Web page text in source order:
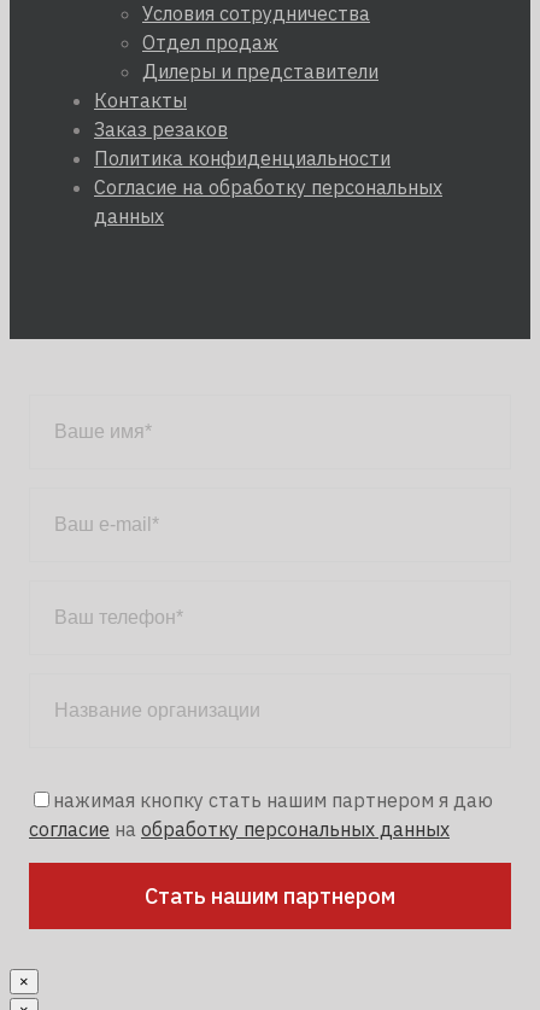
Условия сотрудничества
Отдел продаж
Дилеры и представители
Контакты
Заказ резаков
Политика конфиденциальности
Согласие на обработку персональных
данных
нажимая кнопку стать нашим партнером я даю
согласие на обработку персональных данных
×